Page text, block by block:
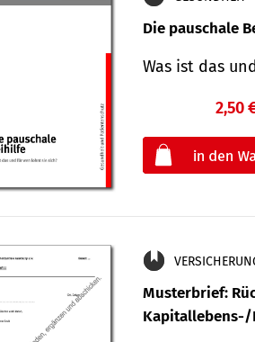
Die pauschale
Was ist das
2,50
Musterbrief:
Kapitallebens-/